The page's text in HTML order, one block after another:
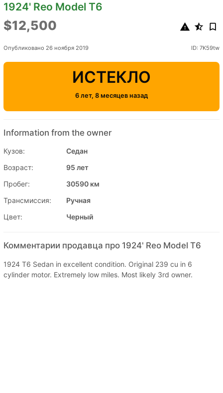
1924' Reo Model T6
$12,500
Опубликовано 26 ноября 2019 ID: 7K59tw
ИСТЕКЛО
6 лет, 8 месяцев назад
Information from the owner
Кузов:
Седан
Возраст:
95 лет
Пробег:
30590 км
Трансмиссия:
Ручная
Цвет:
Черный
Комментарии продавца про 1924' Reo Model T6
1924 T6 Sedan in excellent condition. Original 239 cu in 6
cylinder motor. Extremely low miles. Most likely 3rd owner.